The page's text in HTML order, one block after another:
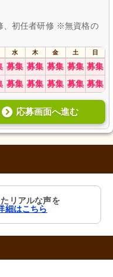
、初任者研修 ※無資格の
水 木 金 土 日
募集 募集 募集 募集 募集
募集 募集 募集 募集 募集
応募画面へ進む
リアルな声を
細はこちら